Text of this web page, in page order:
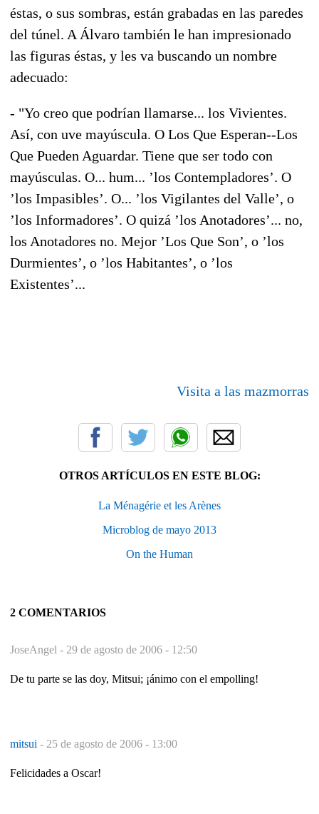
éstas, o sus sombras, están grabadas en las paredes
del túnel. A Álvaro también le han impresionado
las figuras éstas, y les va buscando un nombre
adecuado:
- "Yo creo que podrían llamarse... los Vivientes.
Así, con uve mayúscula. O Los Que Esperan--Los
Que Pueden Aguardar. Tiene que ser todo con
mayúsculas. O... hum... ’los Contempladores’. O
’los Impasibles’. O... ’los Vigilantes del Valle’, o
’los Informadores’. O quizá ’los Anotadores’... no,
los Anotadores no. Mejor ’Los Que Son’, o ’los
Durmientes’, o ’los Habitantes’, o ’los
Existentes’...
Visita a las mazmorras
OTROS ARTÍCULOS EN ESTE BLOG:
La Ménagérie et les Arènes
Microblog de mayo 2013
On the Human
2 COMENTARIOS
JoseAngel - 29 de agosto de 2006 - 12:50
De tu parte se las doy, Mitsui; ¡ánimo con el empolling!
mitsui - 25 de agosto de 2006 - 13:00
Felicidades a Oscar!